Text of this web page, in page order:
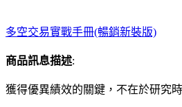
多空交易實戰手冊(暢銷新裝版)
商品訊息描述:
獲得優異績效的關鍵，不在於研究